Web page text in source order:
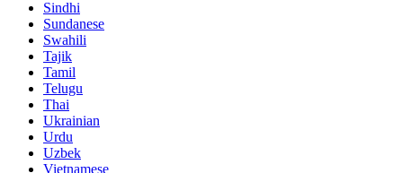
Sindhi
Sundanese
Swahili
Tajik
Tamil
Telugu
Thai
Ukrainian
Urdu
Uzbek
Vietnamese